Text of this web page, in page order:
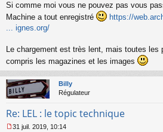
e
s
s
a
e
n
n
l
u
Si comme moi vous ne pouvez pas vous
Machine a tout enregistré
https://
... ignes.org/
Le chargement est très lent, mais toutes les
compris les magazines et les images
Billy
Régulateur
Re: LEL : le topic technique
31 juil. 2019, 10:14